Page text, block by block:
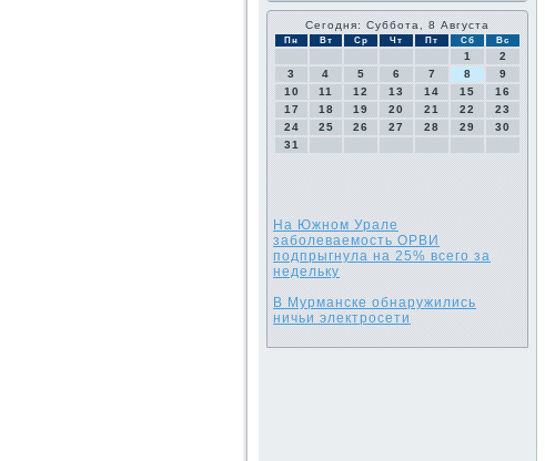
Сегодня: Суббота, 8 Августа
Пн Вт Ср Чт Пт Сб Вс
1
2
3
4 5 6 7 8
9
10
11 12 13 14 15
16
17
18 19 20 21 22
23
24
25 26 27 28 29
30
31
На Южном Урале
заболеваемость ОРВИ
подпрыгнула на 25% всего за
недельку
В Мурманске обнаружились
ничьи электросети